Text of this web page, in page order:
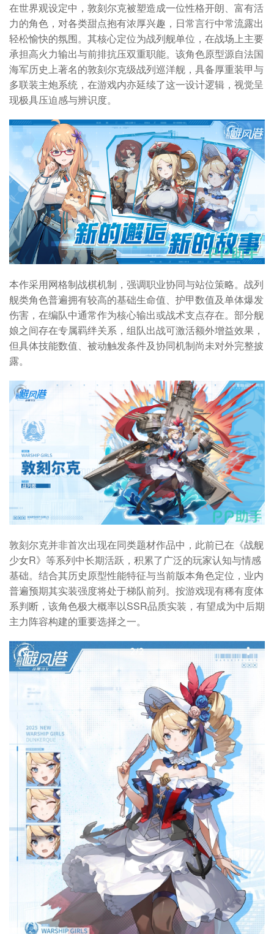
在世界观设定中，敦刻尔克被塑造成一位性格开朗、富有活
力的角色，对各类甜点抱有浓厚兴趣，日常言行中常流露出
轻松愉快的氛围。其核心定位为战列舰单位，在战场上主要
承担高火力输出与前排抗压双重职能。该角色原型源自法国
海军历史上著名的敦刻尔克级战列巡洋舰，具备厚重装甲与
多联装主炮系统，在游戏内亦延续了这一设计逻辑，视觉呈
现极具压迫感与辨识度。
本作采用网格制战棋机制，强调职业协同与站位策略。战列
舰类角色普遍拥有较高的基础生命值、护甲数值及单体爆发
伤害，在编队中通常作为核心输出或战术支点存在。部分舰
娘之间存在专属羁绊关系，组队出战可激活额外增益效果，
但具体技能数值、被动触发条件及协同机制尚未对外完整披
露。
敦刻尔克并非首次出现在同类题材作品中，此前已在《战舰
少女R》等系列中长期活跃，积累了广泛的玩家认知与情感
基础。结合其历史原型性能特征与当前版本角色定位，业内
普遍预期其实装强度将处于梯队前列。按游戏现有稀有度体
系判断，该角色极大概率以SSR品质实装，有望成为中后期
主力阵容构建的重要选择之一。